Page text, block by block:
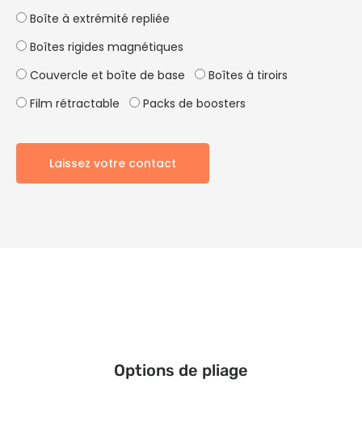
Boîte à extrémité repliée
Boîtes rigides magnétiques
Couvercle et boîte de base
Boîtes à tiroirs
Film rétractable
Packs de boosters
Laissez votre contact
Options de pliage